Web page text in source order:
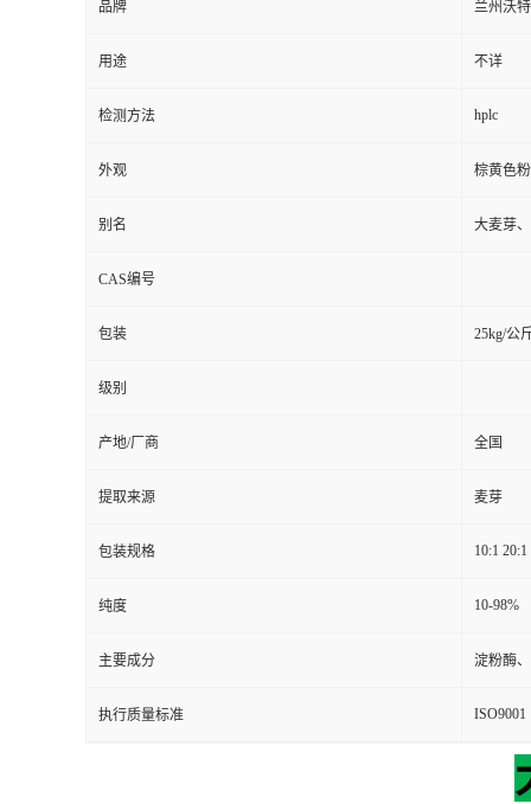
品牌 兰州沃
用途 不详
检测方法 hplc
外观 棕黄色
别名 大麦芽
CAS编号
包装 25kg/公
级别
产地/厂商 全国
提取来源 麦芽
包装规格 10:1 20:1
纯度 10-98%
主要成分 淀粉酶
执行质量标准 ISO9001